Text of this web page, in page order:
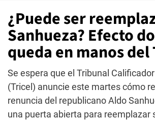
¿Puede ser
Sanhueza? Efecto
queda en manos
Se espera que el Tribunal
(Tricel) anuncie este martes cómo
renuncia del republicano Aldo
una puerta abierta para reemplazar